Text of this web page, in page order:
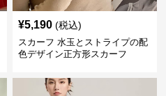
¥5,190 (税込)
スカーフ 水玉とストライプの配
色デザイン正方形スカーフ